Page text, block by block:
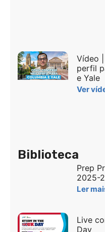
Vídeo
perfil
e Yale
Ver
Biblioteca
Prep
2025-
Ler
Live
Day